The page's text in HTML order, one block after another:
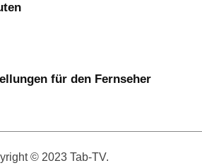
für den Fernseher
© 2023 Tab-TV.